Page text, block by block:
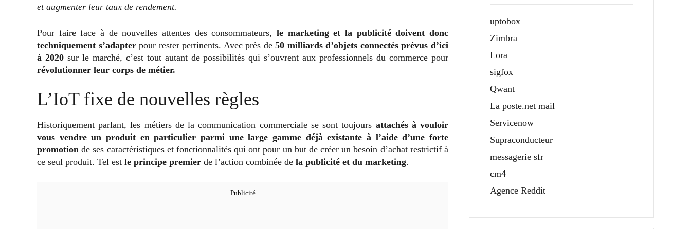
et augmenter leur taux de rendement.
Pour faire face à de nouvelles attentes des consommateurs, le marketing et la publicité doivent donc
techniquement s’adapterpour rester pertinents. Avec près de50 milliards d’objets connectés prévus d’ici
à 2020sur le marché, c’est tout autant de possibilités qui s’ouvrent aux professionnels du commerce pour
révolutionner leur corps de métier.
L’IoT fixe de nouvelles règles
Historiquement parlant, les métiers de la communication commerciale se sont toujours attachés à vouloir
vous vendre un produit en particulier parmi une large gamme déjà existante à l’aide d’une forte
promotion de ses caractéristiques et fonctionnalités qui ont pour un but de créer un besoin d’achat restrictif à
ce seul produit. Tel est le principe premier de l’action combinée de la publicité et du marketing.
uptobox
Zimbra
Lora
sigfox
Qwant
La poste.net mail
Servicenow
Supraconducteur
messagerie sfr
cm4
Agence Reddit